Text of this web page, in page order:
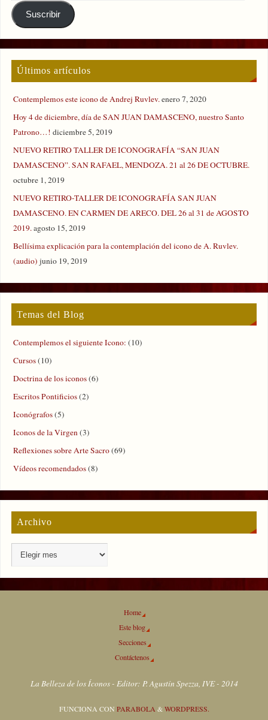
Suscribir
Últimos artículos
Contemplemos este icono de Andrej Ruvlev.enero 7, 2020
Hoy 4 de diciembre, día de SAN JUAN DAMASCENO, nuestro Santo
Patrono…! diciembre 5, 2019
NUEVO RETIRO TALLER DE ICONOGRAFÍA “SAN JUAN
DAMASCENO”. SAN RAFAEL, MENDOZA. 21 al 26 DE OCTUBRE.
octubre 1, 2019
NUEVO RETIRO-TALLER DE ICONOGRAFÍA SAN JUAN
DAMASCENO. EN CARMEN DE ARECO. DEL 26 al 31 de AGOSTO
2019.agosto 15, 2019
Bellísima explicación para la contemplación del icono de A. Ruvlev.
(audio) junio 19, 2019
Temas del Blog
Contemplemos el siguiente Icono: (10)
Cursos(10)
Doctrina de los iconos(6)
Escritos Pontificios(2)
Iconógrafos(5)
Iconos de la Virgen(3)
Reflexiones sobre Arte Sacro(69)
Vídeos recomendados(8)
Archivo
Home
Este blog
Secciones
Contáctenos
La Belleza de los Íconos - Editor: P. Agustín Spezza, IVE - 2014
FUNCIONA CON PARABOLA & WORDPRESS.